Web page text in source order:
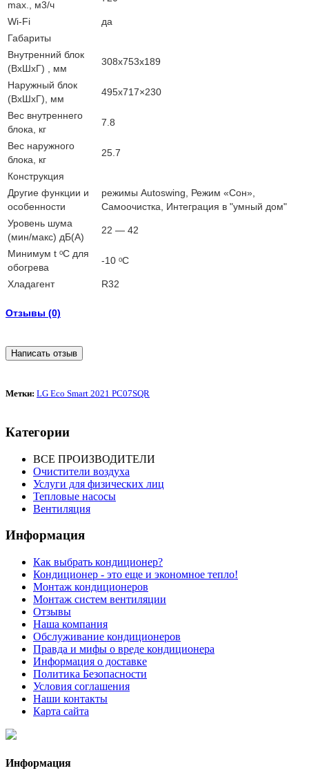
max., м3/ч
Wi-Fi
да
Габариты
Внутренний блок
(ВхШхГ) , мм
308x753x189
Наружный блок
(ВхШхГ), мм
495х717×230
Вес внутреннего
блока, кг
7.8
Вес наружного
блока, кг
25.7
Конструкция
Другие функции и
особенности
режимы Autoswing, Режим «Сон»,
Самоочистка, Интеграция в "умный дом"
Уровень шума
(мин/макс) дБ(А)
22 — 42
Минимум t ᵒC для
обогрева
-10 ᵒC
Хладагент R32
Отзывы (0)
Написать отзыв
Метки: LG Eco Smart 2021 PC07SQR
Категории
ВСЕ ПРОИЗВОДИТЕЛИ
Очистители воздуха
Услуги для физических лиц
Тепловые насосы
Вентиляция
Информация
Как выбрать кондиционер?
Кондиционер - это еще и экономное тепло!
Монтаж кондиционеров
Монтаж систем вентиляции
Отзывы
Наша компания
Обслуживание кондиционеров
Правда и мифы о вреде кондиционера
Информация о доставке
Политика Безопасности
Условия соглашения
Наши контакты
Карта сайта
Информация